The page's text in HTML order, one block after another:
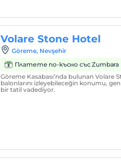
Volare Stone Hotel
Göreme, Nevşehir
Платете по-късно със Zumbara
Göreme Kasabası’nda bulunan Volare
balonlarını izleyebileceğin konumu,
bir tatil vadediyor.